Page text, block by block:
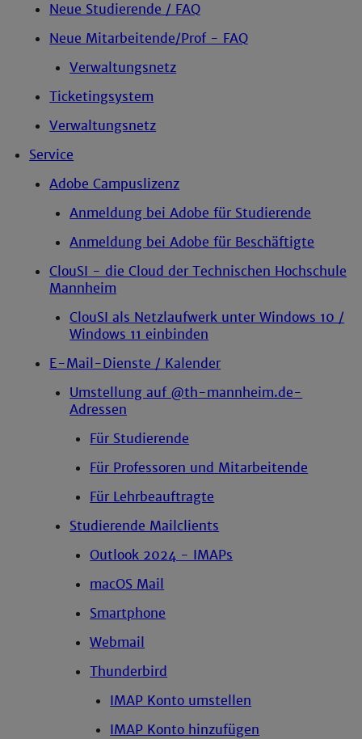
Neue Studierende / FAQ
Neue Mitarbeitende/Prof - FAQ
Verwaltungsnetz
Ticketingsystem
Verwaltungsnetz
Service
Adobe Campuslizenz
Anmeldung bei Adobe für Studierende
Anmeldung bei Adobe für Beschäftigte
ClouSI - die Cloud der Technischen Hochschule
Mannheim
ClouSI als Netzlaufwerk unter Windows 10 /
Windows 11 einbinden
E-Mail-Dienste / Kalender
Umstellung auf @th-mannheim.de-
Adressen
Für Studierende
Für Professoren und Mitarbeitende
Für Lehrbeauftragte
Studierende Mailclients
Outlook 2024 - IMAPs
macOS Mail
Smartphone
Webmail
Thunderbird
IMAP Konto umstellen
IMAP Konto hinzufügen